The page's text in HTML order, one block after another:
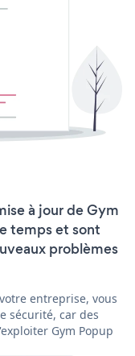
à jour de Gym
temps et sont
problèmes
entreprise, vous
sécurité, car des
Gym Popup